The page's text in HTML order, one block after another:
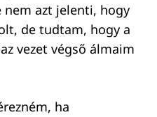
nem azt jelenti, hogy
de tudtam, hogy a
vezet végső álmaim
ha